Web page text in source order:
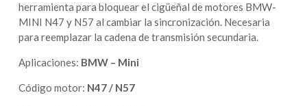
herramienta para bloquear el cigüeñal de motores BMW-
MINI N47 y N57 al cambiar la sincronización. Necesaria
para reemplazar la cadena de transmisión secundaria.
Aplicaciones: BMW – Mini
Código motor: N47 / N57